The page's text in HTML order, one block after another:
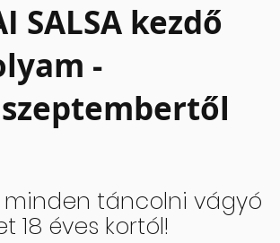
SALSA kezdő
-
minden táncolni vágyó
18 éves kortól!